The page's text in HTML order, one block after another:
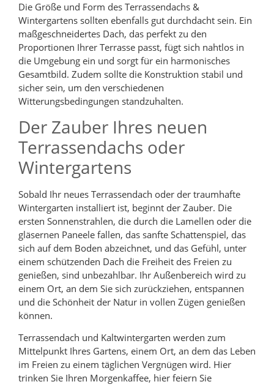
Die Größe und Form des Terrassendachs &
Wintergartens sollten ebenfalls gut durchdacht sein. Ein
maßgeschneidertes Dach, das perfekt zu den
Proportionen Ihrer Terrasse passt, fügt sich nahtlos in
die Umgebung ein und sorgt für ein harmonisches
Gesamtbild. Zudem sollte die Konstruktion stabil und
sicher sein, um den verschiedenen
Witterungsbedingungen standzuhalten.
Der Zauber Ihres neuen
Terrassendachs oder
Wintergartens
Sobald Ihr neues Terrassendach oder der traumhafte
Wintergarten installiert ist, beginnt der Zauber. Die
ersten Sonnenstrahlen, die durch die Lamellen oder die
gläsernen Paneele fallen, das sanfte Schattenspiel, das
sich auf dem Boden abzeichnet, und das Gefühl, unter
einem schützenden Dach die Freiheit des Freien zu
genießen, sind unbezahlbar. Ihr Außenbereich wird zu
einem Ort, an dem Sie sich zurückziehen, entspannen
und die Schönheit der Natur in vollen Zügen genießen
können.
Terrassendach und Kaltwintergarten werden zum
Mittelpunkt Ihres Gartens, einem Ort, an dem das Leben
im Freien zu einem täglichen Vergnügen wird. Hier
trinken Sie Ihren Morgenkaffee, hier feiern Sie